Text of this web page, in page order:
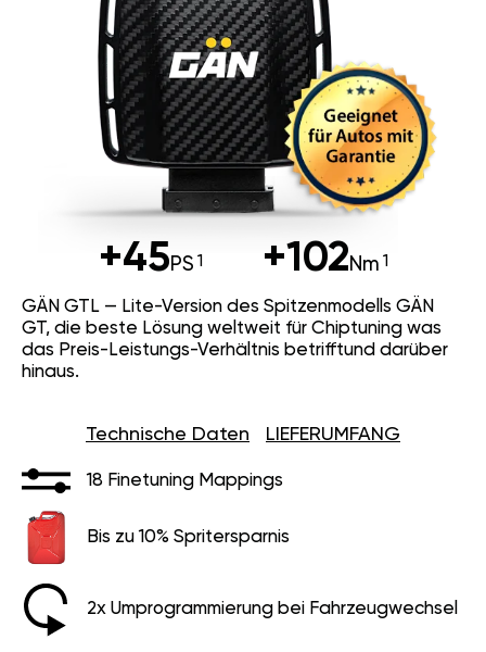
+45PS +102Nm
GÄN GTL — Lite-Version des Spitzenmodells GÄN
GT, die beste Lösung weltweit für Chiptuning was
das Preis-Leistungs-Verhältnis betrifftund darüber
hinaus.
Technische Daten LIEFERUMFANG
18 Finetuning Mappings
Bis zu 10% Spritersparnis
2x Umprogrammierung bei Fahrzeugwechsel